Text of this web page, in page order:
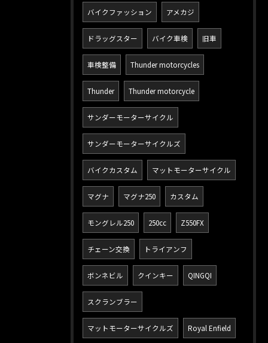
バイクファッション アメカジ
ドラッグスター バイク車検 旧車
車検整備 Thunder motorcycles
Thunder Thunder motorcycle
サンダーモーターサイクル
サンダーモーターサイクルズ
バイクカスタム マットモーターサイクル
マグナ マグナ250 カスタム
モングレル250 250cc Z550FX
チェーン交換 トライアンフ
ボンネビル クインキー QINGQI
スクランブラー
マットモーターサイクルズ Royal Enfield